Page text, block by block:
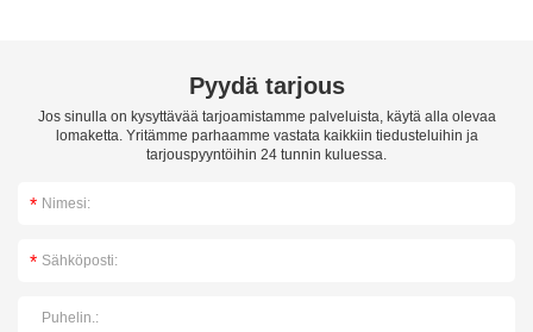
Pyydä tarjous
Jos sinulla on kysyttävää tarjoamistamme palveluista, käytä alla olevaa
lomaketta. Yritämme parhaamme vastata kaikkiin tiedusteluihin ja
tarjouspyyntöihin 24 tunnin kuluessa.